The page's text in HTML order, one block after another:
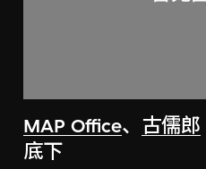
MAP Office、 古儒郎
底下